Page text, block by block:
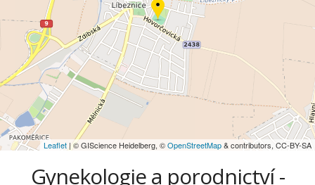
Leaflet | © GIScience Heidelberg, ©OpenStreetMap& contributors, CC-BY-SA
Gynekologie a porodnictví -